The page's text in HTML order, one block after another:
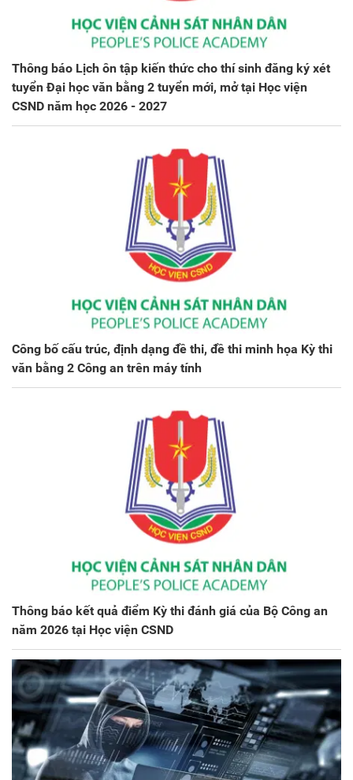
Thông báo Lịch ôn tập kiến thức cho thí sinh đăng ký xét
tuyển Đại học văn bằng 2 tuyển mới, mở tại Học viện
CSND năm học 2026 - 2027
Công bố cấu trúc, định dạng đề thi, đề thi minh họa Kỳ thi
văn bằng 2 Công an trên máy tính
Thông báo kết quả điểm Kỳ thi đánh giá của Bộ Công an
năm 2026 tại Học viện CSND